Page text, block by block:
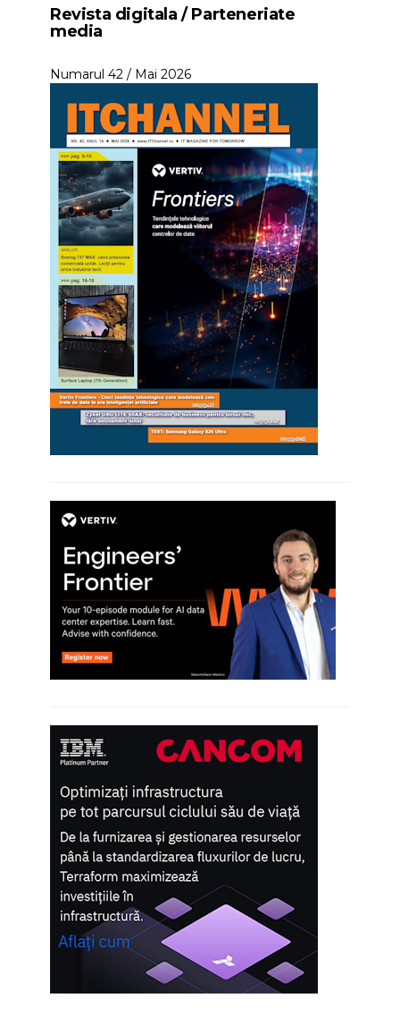
Revista digitala / Parteneriate
media
Numarul 42 / Mai 2026